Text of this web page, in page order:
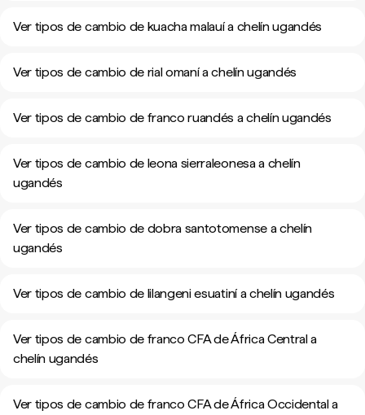
Ver tipos de cambio de kuacha malauí a chelín ugandés
Ver tipos de cambio de rial omaní a chelín ugandés
Ver tipos de cambio de franco ruandés a chelín ugandés
Ver tipos de cambio de leona sierraleonesa a chelín
ugandés
Ver tipos de cambio de dobra santotomense a chelín
ugandés
Ver tipos de cambio de lilangeni esuatiní a chelín ugandés
Ver tipos de cambio de franco CFA de África Central a
chelín ugandés
Ver tipos de cambio de franco CFA de África Occidental a